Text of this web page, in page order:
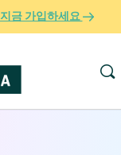
지금 가입하세요